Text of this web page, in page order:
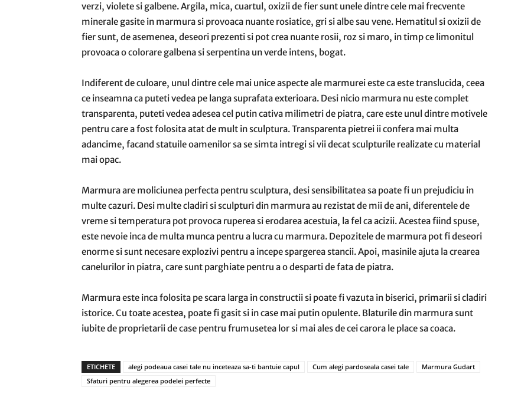
verzi, violete si galbene. Argila, mica, cuartul, oxizii de fier sunt unele dintre cele mai frecvente
minerale gasite in marmura si provoaca nuante rosiatice, gri si albe sau vene. Hematitul si oxizii de
fier sunt, de asemenea, deseori prezenti si pot crea nuante rosii, roz si maro, in timp ce limonitul
provoaca o colorare galbena si serpentina un verde intens, bogat.
Indiferent de culoare, unul dintre cele mai unice aspecte ale marmurei este ca este translucida, ceea
ce inseamna ca puteti vedea pe langa suprafata exterioara. Desi nicio marmura nu este complet
transparenta, puteti vedea adesea cel putin cativa milimetri de piatra, care este unul dintre motivele
pentru care a fost folosita atat de mult in sculptura. Transparenta pietrei ii confera mai multa
adancime, facand statuile oamenilor sa se simta intregi si vii decat sculpturile realizate cu material
mai opac.
Marmura are moliciunea perfecta pentru sculptura, desi sensibilitatea sa poate fi un prejudiciu in
multe cazuri. Desi multe cladiri si sculpturi din marmura au rezistat de mii de ani, diferentele de
vreme si temperatura pot provoca ruperea si erodarea acestuia, la fel ca acizii. Acestea fiind spuse,
este nevoie inca de multa munca pentru a lucra cu marmura. Depozitele de marmura pot fi deseori
enorme si sunt necesare explozivi pentru a incepe spargerea stancii. Apoi, masinile ajuta la crearea
canelurilor in piatra, care sunt parghiate pentru a o desparti de fata de piatra.
Marmura este inca folosita pe scara larga in constructii si poate fi vazuta in biserici, primarii si cladiri
istorice. Cu toate acestea, poate fi gasit si in case mai putin opulente. Blaturile din marmura sunt
iubite de proprietarii de case pentru frumusetea lor si mai ales de cei carora le place sa coaca.
ETICHETE alegi podeaua casei tale nu inceteaza sa-ti bantuie capul Cum alegi pardoseala casei tale
Marmura Gudart
Sfaturi pentru alegerea podelei perfecte